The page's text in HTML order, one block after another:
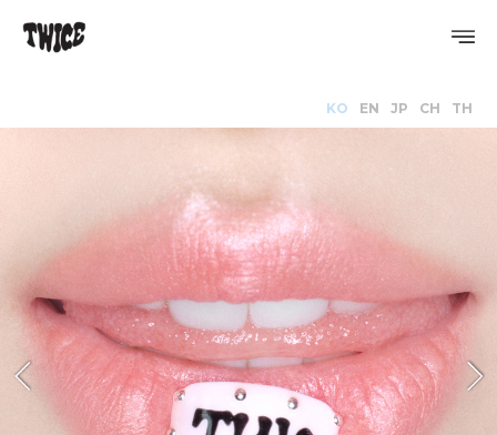
PROFILE
DISCOGRAPHY
GALLERY
VIDEO
NOTICE
SCHEDULE
KO EN JP CH TH